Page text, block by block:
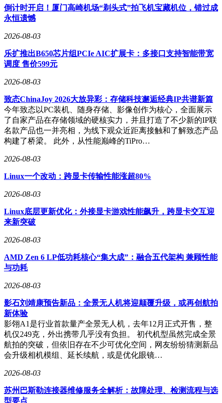
铲、车身饰条及运动后保；内饰提供檀木棕、曜石灰及星河灰
Autosoft超纤绒麂皮三种材质选择。
价格策略凸显性价比优势。新增225km版本起售价较130km版
本仅高出4000元，续航提升近100km的同时实现智驾硬件全面
化座椅功能与内饰材质。此次升级使星耀8远航家系列形成更
完整的产品矩阵，在续航、智驾、能耗、安全四大维度实现显
著提升。随着中高级插混轿车市场竞争从价格转向综合产品
力，续航里程、智驾能力与能耗表现已成为用户决策的核心指
标，吉利银河通过技术迭代与精准定价展现市场应对策略。
倒计时开启！厦门高崎机场“剃头式”拍飞机宝藏机位，错过成
永恒遗憾
2026-08-03
乐扩推出B650芯片组PCIe AIC扩展卡：多接口支持智能带宽
调度 售价599元
2026-08-03
致态ChinaJoy 2026大放异彩：存储科技邂逅经典IP共谱新篇
今年致态以PC装机、随身存储、影像创作为核心，全面展示
了自家产品在存储领域的硬核实力，并且打造了不少新的IP联
名款产品也一并亮相，为线下观众近距离接触和了解致态产品
构建了桥梁。 此外，从性能巅峰的TiPro…
2026-08-03
Linux一个改动：跨显卡传输性能涨超80%
2026-08-03
Linux底层更新优化：外接显卡游戏性能飙升，跨显卡交互迎
来新突破
2026-08-03
AMD Zen 6 LP低功耗核心“集大成”：融合五代架构 兼顾性能
与功耗
2026-08-03
影石刘靖康预告新品：全景无人机将迎颠覆升级，或再创航拍
新体验
影翎A1是行业首款量产全景无人机，去年12月正式开售，整
机仅249克，外出携带几乎没有负担。 初代机型虽然完成全景
航拍的突破，但依旧存在不少可优化空间，网友纷纷猜测新品
会升级相机模组、延长续航，或是优化眼镜…
2026-08-03
苏州巴斯勒连接器维修服务全解析：故障处理、检测流程与选
型要点